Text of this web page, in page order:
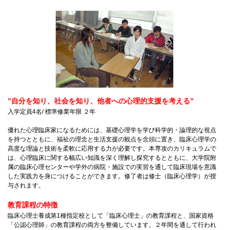
”自分を知り、社会を知り、他者への心理的支援を考える”
入学定員4名/ 標準修業年限 ２年
優れた心理臨床家になるためには、基礎心理学を学び科学的・論理的な視点
を持つとともに、福祉の理念と生活支援の観点を念頭に置き、臨床心理学の
高度な理論と技術を柔軟に応用する力が必要です。本専攻のカリキュラムで
は、心理臨床に関する幅広い知識を深く理解し探究するとともに、大学院附
属の臨床心理センターや学外の病院・施設での実習を通して臨床現場を意識
した実践力を身につけることができます。修了者は修士（臨床心理学）が授
与されます。
教育課程の特徴
臨床心理士養成第1種指定校として「臨床心理士」の教育課程と、国家資格
「公認心理師」の教育課程の両方を整備しています。２年間を通して行われ